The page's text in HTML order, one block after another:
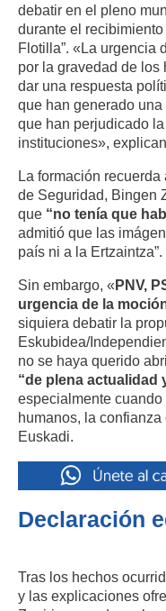
debatir en el pleno
durante el
Flotilla”. «La urgencia
por la gravedad de
dar una respuesta
que han generado
que han perjudicado
instituciones»,
La formación
de Seguridad, Bingen
que “no tenía que
admitió que las
país ni a la Ertzaintza”.
Sin embargo, « PNV,
urgencia de la
siquiera debatir la
Eskubidea/
no se haya querido
“de plena actualidad
especialmente
humanos, la
Euskadi.
Declaración
Tras los hechos
y las explicaciones